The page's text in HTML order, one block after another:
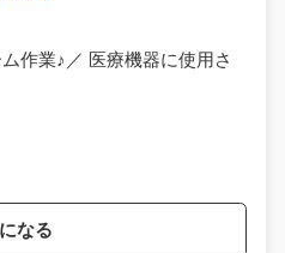
作業♪／ 医療機器に使用さ
なる